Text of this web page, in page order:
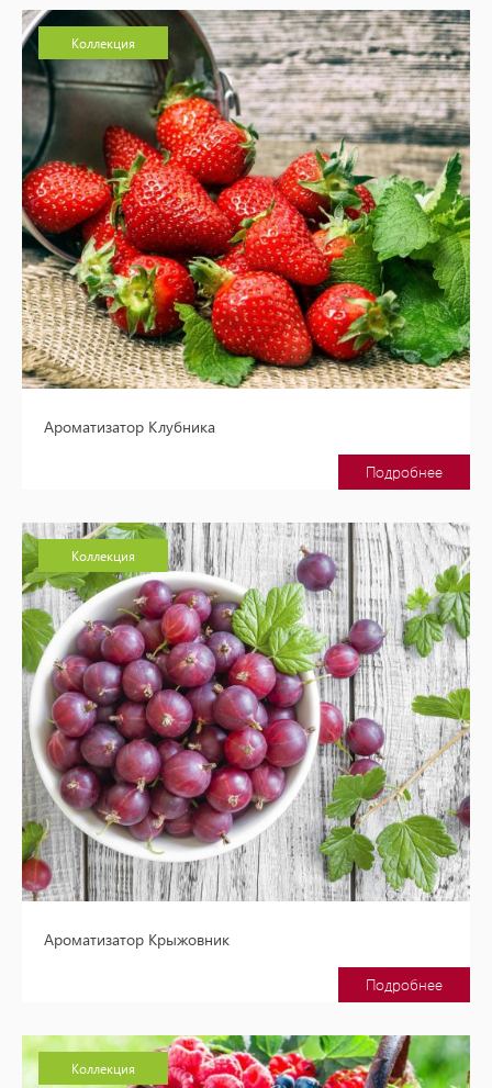
Коллекция
Ароматизатор Клубника
Подробнее
Коллекция
Ароматизатор Крыжовник
Подробнее
Коллекция